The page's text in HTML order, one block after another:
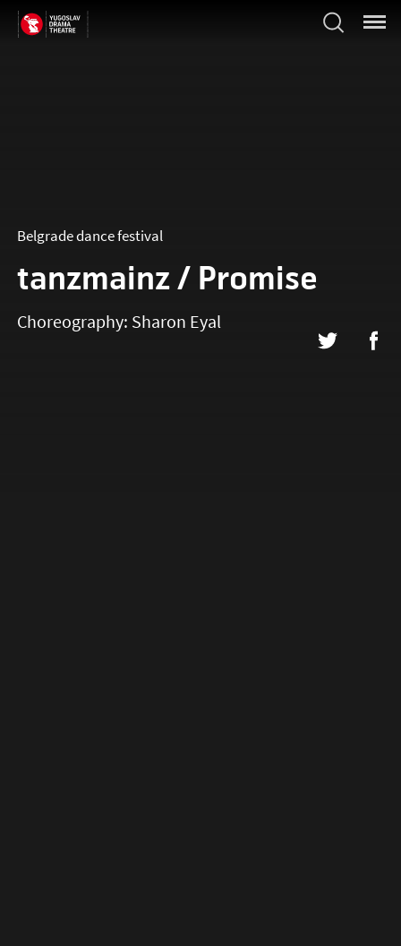
Belgrade dance festival
tanzmainz / Promise
Choreography: Sharon Eyal